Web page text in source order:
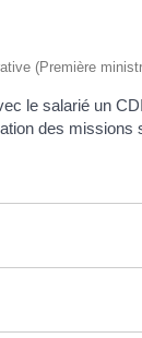
(Première
le salarié un
des missions